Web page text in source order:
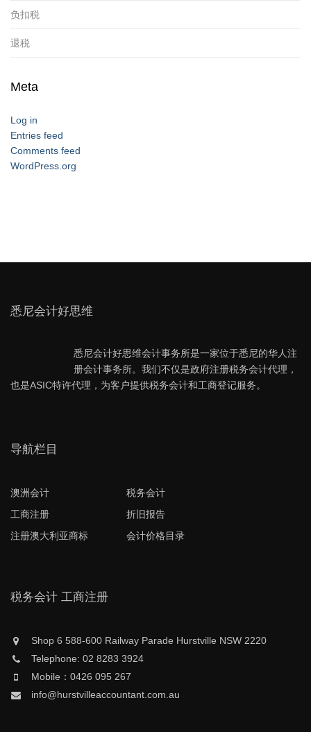
负扣税
退税
Meta
Log in
Entries feed
Comments feed
WordPress.org
悉尼会计好思维
悉尼会计好思维会计事务所是一家位于悉尼的华人注
册会计事务所。我们不仅是政府注册税务会计代理，
也是ASIC特许代理，为客户提供税务会计和工商登记服务。
导航栏目
澳洲会计
税务会计
工商注册
折旧报告
注册澳大利亚商标
会计价格目录
税务会计 工商注册
Shop 6 588-600 Railway Parade Hurstville NSW 2220
Telephone: 02 8283 3924
Mobile：0426 095 267
info@hurstvilleaccountant.com.au